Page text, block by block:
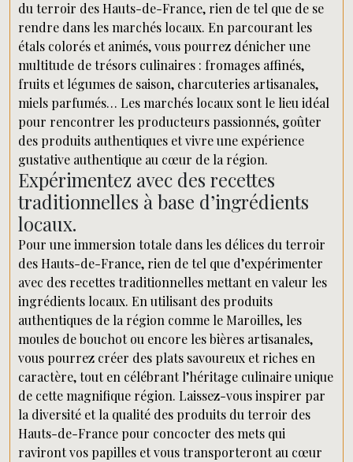
du terroir des Hauts-de-France, rien de tel que de se
rendre dans les marchés locaux. En parcourant les
étals colorés et animés, vous pourrez dénicher une
multitude de trésors culinaires : fromages affinés,
fruits et légumes de saison, charcuteries artisanales,
miels parfumés… Les marchés locaux sont le lieu idéal
pour rencontrer les producteurs passionnés, goûter
des produits authentiques et vivre une expérience
gustative authentique au cœur de la région.
Expérimentez avec des recettes
traditionnelles à base d’ingrédients
locaux.
Pour une immersion totale dans les délices du terroir
des Hauts-de-France, rien de tel que d’expérimenter
avec des recettes traditionnelles mettant en valeur les
ingrédients locaux. En utilisant des produits
authentiques de la région comme le Maroilles, les
moules de bouchot ou encore les bières artisanales,
vous pourrez créer des plats savoureux et riches en
caractère, tout en célébrant l’héritage culinaire unique
de cette magnifique région. Laissez-vous inspirer par
la diversité et la qualité des produits du terroir des
Hauts-de-France pour concocter des mets qui
raviront vos papilles et vous transporteront au cœur